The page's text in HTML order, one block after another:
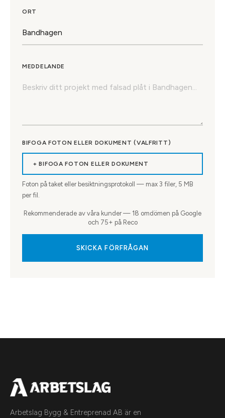
ORT
MEDDELANDE
BIFOGA FOTON ELLER DOKUMENT (VALFRITT)
+ BIFOGA FOTON ELLER DOKUMENT
Foton på taket eller besiktningsprotokoll — max 3 filer, 5 MB
per fil.
Rekommenderade av våra kunder — 18 omdömen på Google
och 75+ på Reco
SKICKA FÖRFRÅGAN
Arbetslag Bygg & Entreprenad AB är en